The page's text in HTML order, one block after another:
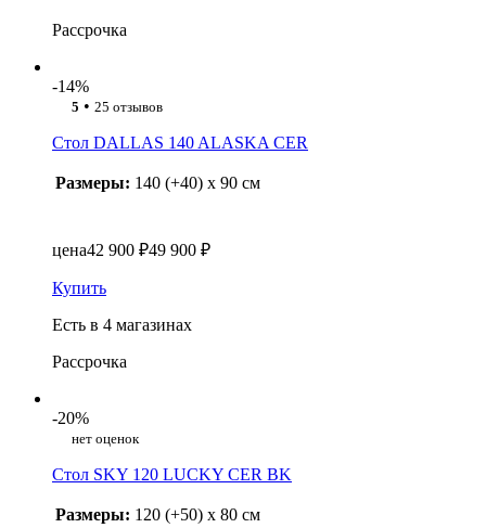
Рассрочка
-14%
5 • 25 отзывов
Стол DALLAS 140 ALASKA CER
Размеры: 140 (+40) x 90 см
цена42 900 ₽49 900 ₽
Купить
Есть в 4 магазинах
Рассрочка
-20%
нет оценок
Стол SKY 120 LUCKY CER BK
Размеры: 120 (+50) x 80 см